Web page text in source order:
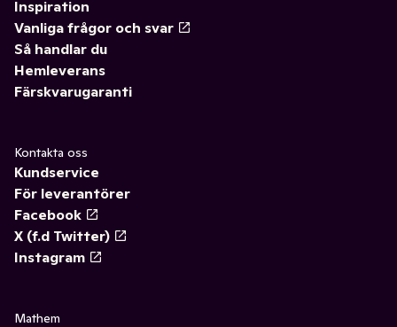
Inspiration
Vanliga frågor och svar
Så handlar du
Hemleverans
Färskvarugaranti
Kontakta oss
Kundservice
För leverantörer
Facebook
X (f.d Twitter)
Instagram
Mathem